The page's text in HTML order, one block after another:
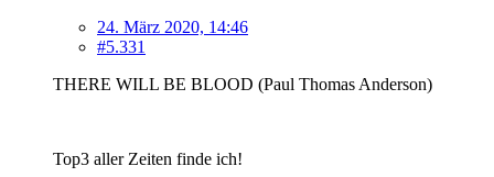
24. März 2020, 14:46
#5.331
THERE WILL BE BLOOD (Paul Thomas Anderson)
Top3 aller Zeiten finde ich!